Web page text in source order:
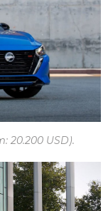
20.200 USD).